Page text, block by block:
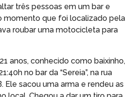
três pessoas em um bar e
momento que foi localizado pela
roubar uma motocicleta para
anos, conhecido como baixinho,
no bar da “Sereia”, na rua
Ele sacou uma arma e rendeu as